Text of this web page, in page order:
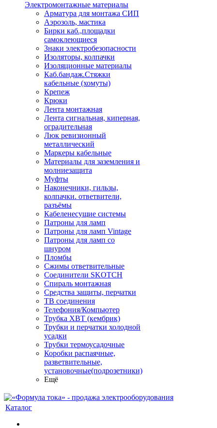
Электромонтажные материалы
Арматура для монтажа СИП
Аэрозоль, мастика
Бирки каб.,площадки
самоклеющиеся
Знаки электробезопасности
Изоляторы, колпачки
Изоляционные материалы
Каб.бандаж.Стяжки
кабельные (хомуты)
Крепеж
Крюки
Лента монтажная
Лента сигнальная, киперная,
оградительная
Люк ревизионный
металлический
Маркеры кабельные
Материалы для заземления и
молниезащита
Муфты
Наконечники, гильзы,
колпачки. ответвители,
разъёмы
Кабеленесущие системы
Патроны для ламп
Патроны для ламп Vintage
Патроны для ламп со
шнуром
Пломбы
Сжимы ответвительные
Соединители SKOTCH
Спираль монтажная
Средства защиты, перчатки
ТВ соединения
Телефония/Компьютер
Трубка ХВТ (кембрик)
Трубки и перчатки холодной
усадки
Трубки термоусадочные
Коробки распаячные,
разветвительные,
установочные(подрозетники)
Ещё
Каталог